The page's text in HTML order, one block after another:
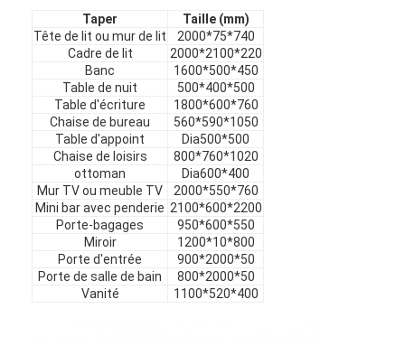
Meubles pour appartements
Meubles de clubs commerciaux
Meubles de salle à manger
Meubles de bureau
Mobilier fixe
Meubles tapissés
Taper
Taille (mm)
Tête de lit ou mur de lit
2000*75*740
Cadre de lit
2000*2100*220
Banc
1600*500*450
Table de nuit
500*400*500
Table d'écriture
1800*600*760
Chaise de bureau
560*590*1050
Table d'appoint
Dia500*500
Chaise de loisirs
800*760*1020
ottoman
Dia600*400
Mur TV ou meuble TV
2000*550*760
Mini bar avec penderie 2100*600*2200
Porte-bagages
950*600*550
Miroir
1200*10*800
Porte d'entrée
900*2000*50
Porte de salle de bain
800*2000*50
Vanité
1100*520*400